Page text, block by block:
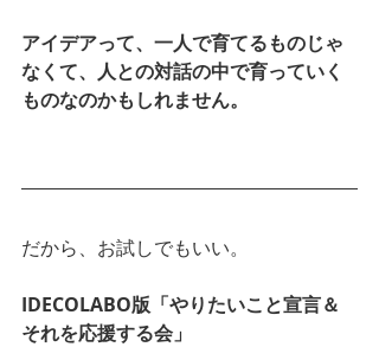
アイデアって、一人で育てるものじゃ
なくて、人との対話の中で育っていく
ものなのかもしれません。
だから、お試しでもいい。
IDECOLABO版「やりたいこと宣言＆
それを応援する会」